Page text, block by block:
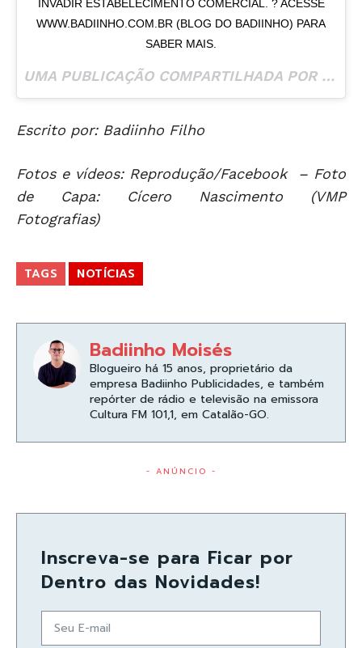
INVADIR ESTABELECIMENTO COMERCIAL. ? ACESSE
WWW.BADIINHO.COM.BR (BLOG DO BADIINHO) PARA
SABER MAIS.
UMA PUBLICAÇÃO COMPARTILHADA POR
BLOG
Escrito por: Badiinho Filho
Fotos e vídeos: Reprodução/Facebook – Foto
de Capa: Cícero Nascimento (VMP
Fotografias)
TAGS NOTÍCIAS
Badiinho Moisés
Blogueiro há 15 anos, proprietário da
empresa Badiinho Publicidades, e também
repórter de rádio e televisão na emissora
Cultura FM 101,1, em Catalão-GO.
- ANÚNCIO -
Inscreva-se para Ficar por
Dentro das Novidades!